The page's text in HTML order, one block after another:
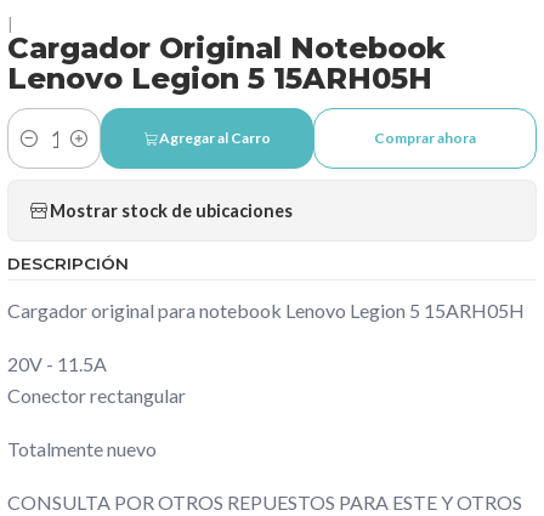
Cargador Original Notebook
Lenovo Legion 5 15ARH05H
Cantidad
Agregar al Carro Comprar ahora
Mostrar stock de ubicaciones
DESCRIPCIÓN
Cargador original para notebook Lenovo Legion 5 15ARH05H
20V - 11.5A
Conector rectangular
Totalmente nuevo
CONSULTA POR OTROS REPUESTOS PARA ESTE Y OTROS